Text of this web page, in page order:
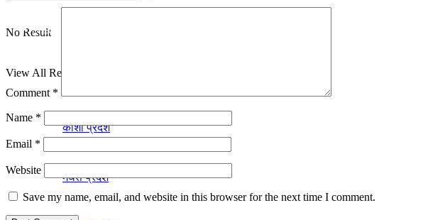
No Result
View All Result
प्रदेश
काेशी प्रदेश
मधेस प्रदेश
Comment *
Name *
Email *
Website
Save my name, email, and website in this browser for the next time I comment.